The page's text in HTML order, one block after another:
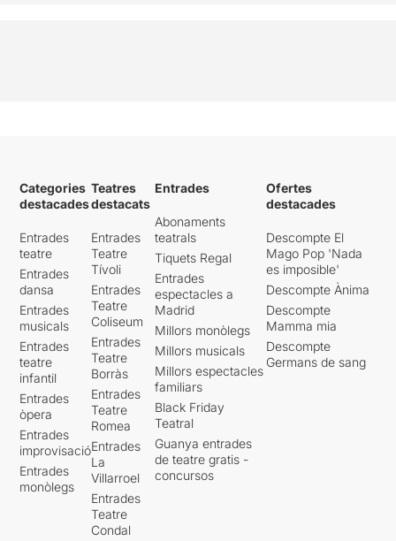
Categories
destacades
Entrades
teatre
Entrades
dansa
Entrades
musicals
Entrades
teatre
infantil
Entrades
òpera
Entrades
improvisació
Entrades
monòlegs
Teatres
destacats
Entrades
Teatre
Tívoli
Entrades
Teatre
Coliseum
Entrades
Teatre
Borràs
Entrades
Teatre
Romea
Entrades
La
Villarroel
Entrades
Teatre
Condal
Entrades
Abonaments
teatrals
Tiquets Regal
Entrades
espectacles a
Madrid
Millors monòlegs
Millors musicals
Millors espectacles
familiars
Black Friday
Teatral
Guanya entrades
de teatre gratis -
concursos
Ofertes
destacades
Descompte El
Mago Pop 'Nada
es imposible'
Descompte Ànima
Descompte
Mamma mia
Descompte
Germans de sang